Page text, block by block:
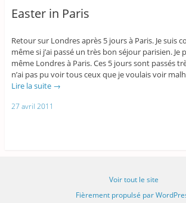
Easter in Paris
Retour sur Londres après 5 jours à Paris. Je suis
même si j’ai passé un très bon séjour parisien.
même Londres à Paris. Ces 5 jours sont passés
n’ai pas pu voir tous ceux que je voulais voir
Lire la suite →
27 avril 2011
Voir tout le site
Fièrement propulsé par